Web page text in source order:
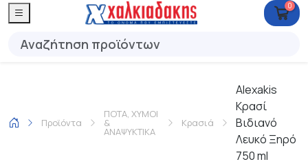
0
Προϊόντα
ΠΟΤΑ, ΧΥΜΟΙ
&
ΑΝΑΨΥΚΤΙΚΑ
Κρασιά
Alexakis
Κρασί
Βιδιανό
Λευκό Ξηρό
750 ml